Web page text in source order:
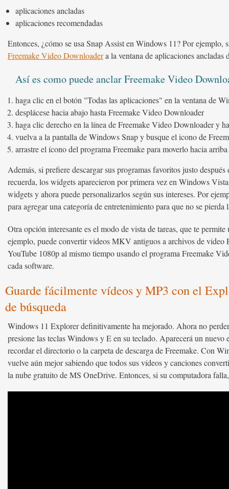
aplicaciones ancladas
aplicaciones recomendadas
Entonces, ¿cómo se usa Snap Assist en Windows 11? Por
Freemake Video Downloadera la ventana de aplicaciones ancladas
Así es como puede anclar Freemake Video
haga clic en el botón "Todas las aplicaciones" en la ventana de
desplácese hacia abajo hasta Freemake Video Downloader
haga clic derecho en la línea de Freemake Video Downloader y
vuelva a la pantalla de Windows Snap y busque el icono de
arrastre el ícono del programa Freemake para moverlo hacia
Además, si prefiere descargar sus programas favoritos justo
recuerda, los widgets aparecieron por primera vez en Windows
widgets y ahora puede personalizarlos según sus intereses. Por
para agregar una categoría de entretenimiento para que no se
Otra opción interesante es el modo de vista de tareas, que te
ejemplo, puede convertir videos MKV antiguos a archivos de
YouTube 1080p al mismo tiempo usando el programa Freemake
cada software.
Guarde fácilmente vídeos y MP3 con el
de búsqueda
Windows 11 Explorer definitivamente ha mejorado. Ahora no
presione las teclas Windows y E en su teclado. Aparecerá un
recordar el directorio o la carpeta de descarga de Freemake. Con
vuelve aún mejor sabiendo que todos sus vídeos y canciones
la nube gratuito de MS OneDrive. Entonces, si su computadora